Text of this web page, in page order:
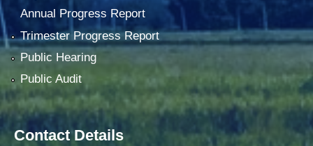
Annual Progress Report
Trimester Progress Report
Public Hearing
Public Audit
Contact Details